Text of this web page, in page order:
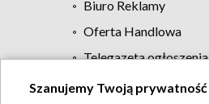
Biuro Reklamy
Oferta Handlowa
Telegazeta ogłoszenia
Szanujemy Twoją prywatność